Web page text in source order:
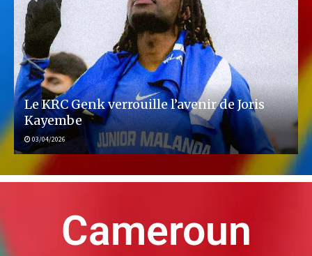
Le KRC Genk verrouille l’avenir de Joris
Kayembe
03/04/2026
Cameroun